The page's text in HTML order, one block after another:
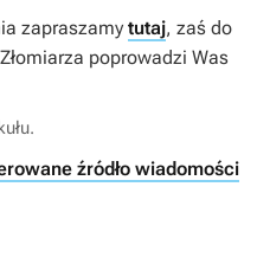
zapraszamy tutaj, zaś do
poprowadzi Was
źródło wiadomości